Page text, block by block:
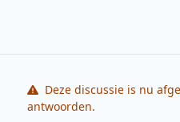
Deze discussie is nu
antwoorden.